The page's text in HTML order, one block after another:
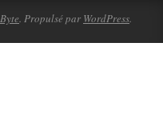
. Propulsé par WordPress.